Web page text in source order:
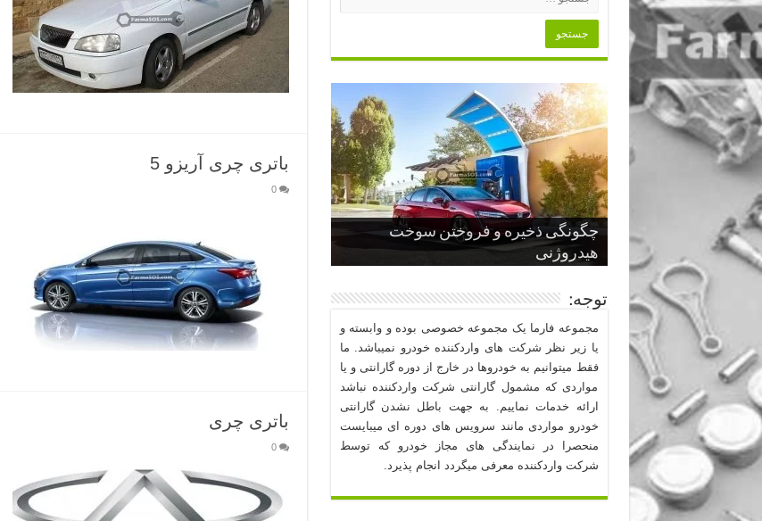
باتری چری آریزو 5
0
باتری چری
0
چگونگی ذخیره و فروختن سوخت
هیدروژنی
قدرتمندترین ماسل کارها یا خودروهای
عضلانی امریکایی
چرا نمک باعث خوردگی خودرو می شود؟
پنج کابین جذاب سال های اخیر صنعت
خودروسازی
از صفر تا صد طراحی خودرو قسمت
سوم
توجه:
مجموعه فارما یک مجموعه خصوصی بوده و وابسته و
یا زیر نظر شرکت های واردکننده خودرو نمیباشد. ما
فقط میتوانیم به خودروها در خارج از دوره گارانتی و یا
مواردی که مشمول گارانتی شرکت واردکننده نباشد
ارائه خدمات نماییم. به جهت باطل نشدن گارانتی
خودرو مواردی مانند سرویس های دوره ای میبایست
منحصرا در نمایندگی های مجاز خودرو که توسط
شرکت واردکننده معرفی میگردد انجام پذیرد.